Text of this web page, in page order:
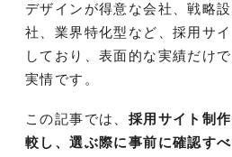
デザインが得意な会社、戦略
社、業界特化型など、採用サ
しており、表面的な実績だけ
実情です。
この記事では、 採用サイト制
較し、選ぶ際に事前に確認す